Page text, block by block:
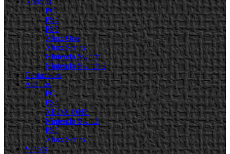
PC
PS4
PS5
Xbox One
Xbox Series
Nintendo Switch
Nintendo Switch 2
Destacadas
Análisis
PC
PS4
XBOX ONE
Nintendo Switch
PS5
Xbox Series
Videos